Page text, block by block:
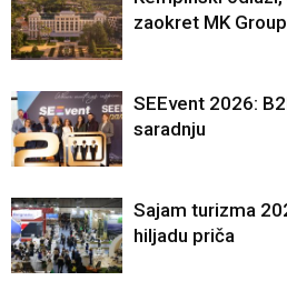
zaokret MK
SEEvent 2026:
saradnju
Sajam turizma
hiljadu priča